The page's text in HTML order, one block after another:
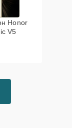
Honor
V5